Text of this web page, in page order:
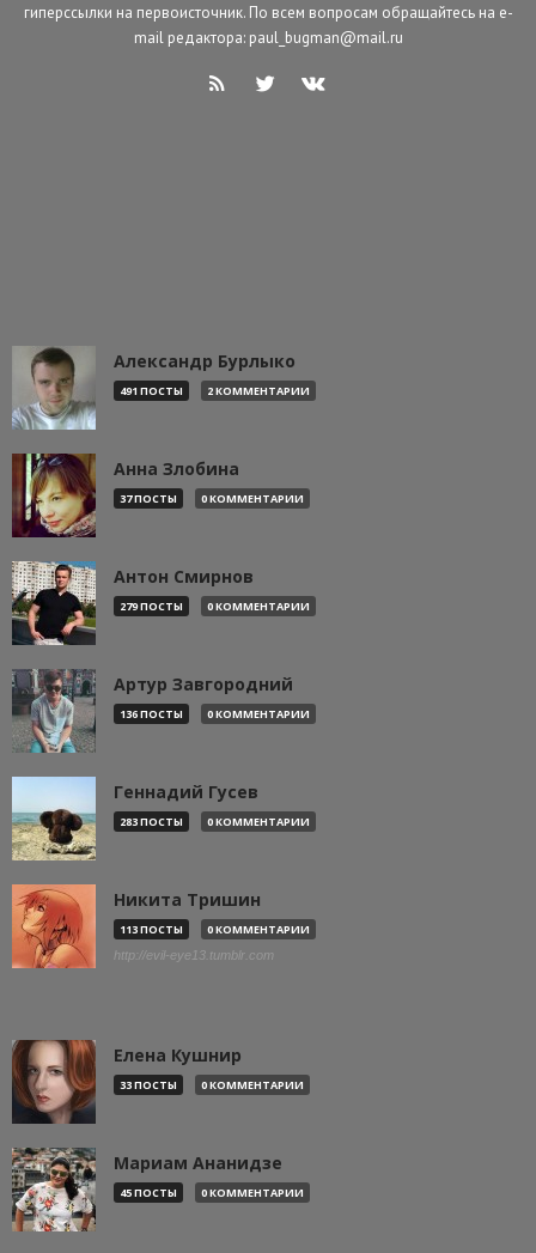
гиперссылки на первоисточник. По всем вопросам обращайтесь на e-
mail редактора: paul_bugman@mail.ru
Александр Бурлыко
491 ПОСТЫ 2 КОММЕНТАРИИ
Анна Злобина
37 ПОСТЫ 0 КОММЕНТАРИИ
Антон Смирнов
279 ПОСТЫ 0 КОММЕНТАРИИ
Артур Завгородний
136 ПОСТЫ 0 КОММЕНТАРИИ
Геннадий Гусев
283 ПОСТЫ 0 КОММЕНТАРИИ
Никита Тришин
113 ПОСТЫ 0 КОММЕНТАРИИ
http://evil-eye13.tumblr.com
Елена Кушнир
33 ПОСТЫ 0 КОММЕНТАРИИ
Мариам Ананидзе
45 ПОСТЫ 0 КОММЕНТАРИИ